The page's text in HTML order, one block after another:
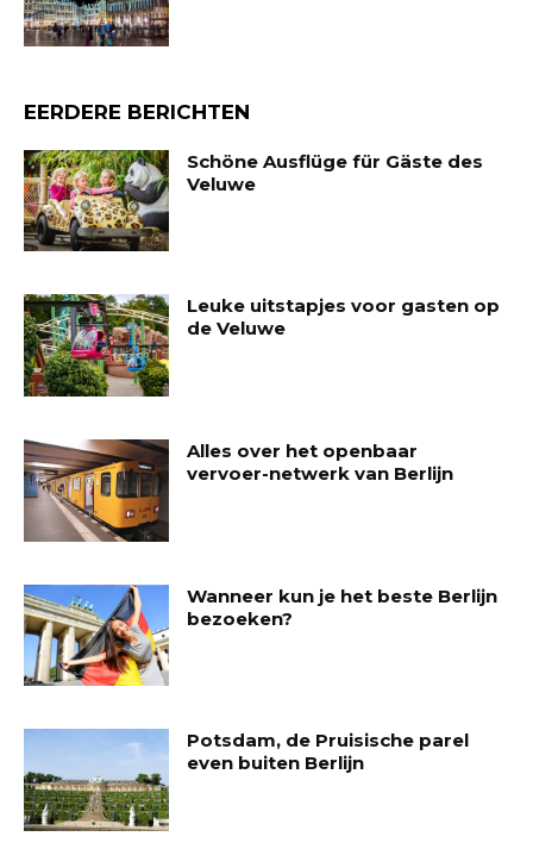
EERDERE BERICHTEN
Schöne Ausflüge für Gäste des
Veluwe
Leuke uitstapjes voor gasten op
de Veluwe
Alles over het openbaar
vervoer-netwerk van Berlijn
Wanneer kun je het beste Berlijn
bezoeken?
Potsdam, de Pruisische parel
even buiten Berlijn